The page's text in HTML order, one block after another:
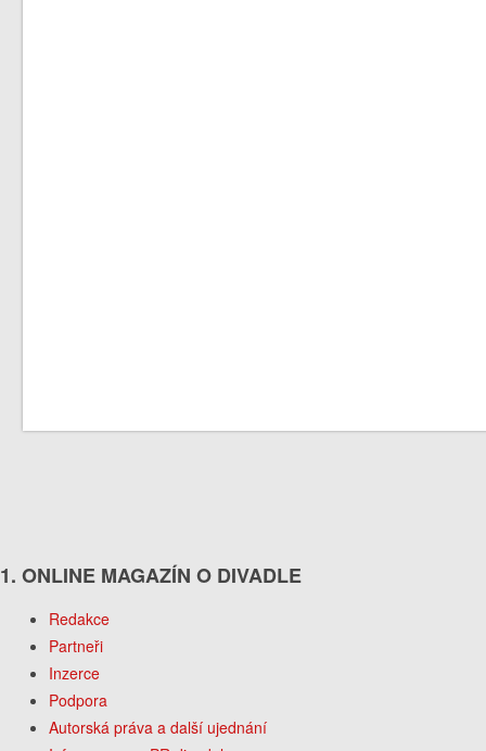
1. ONLINE MAGAZÍN O DIVADLE
Redakce
Partneři
Inzerce
Podpora
Autorská práva a další ujednání